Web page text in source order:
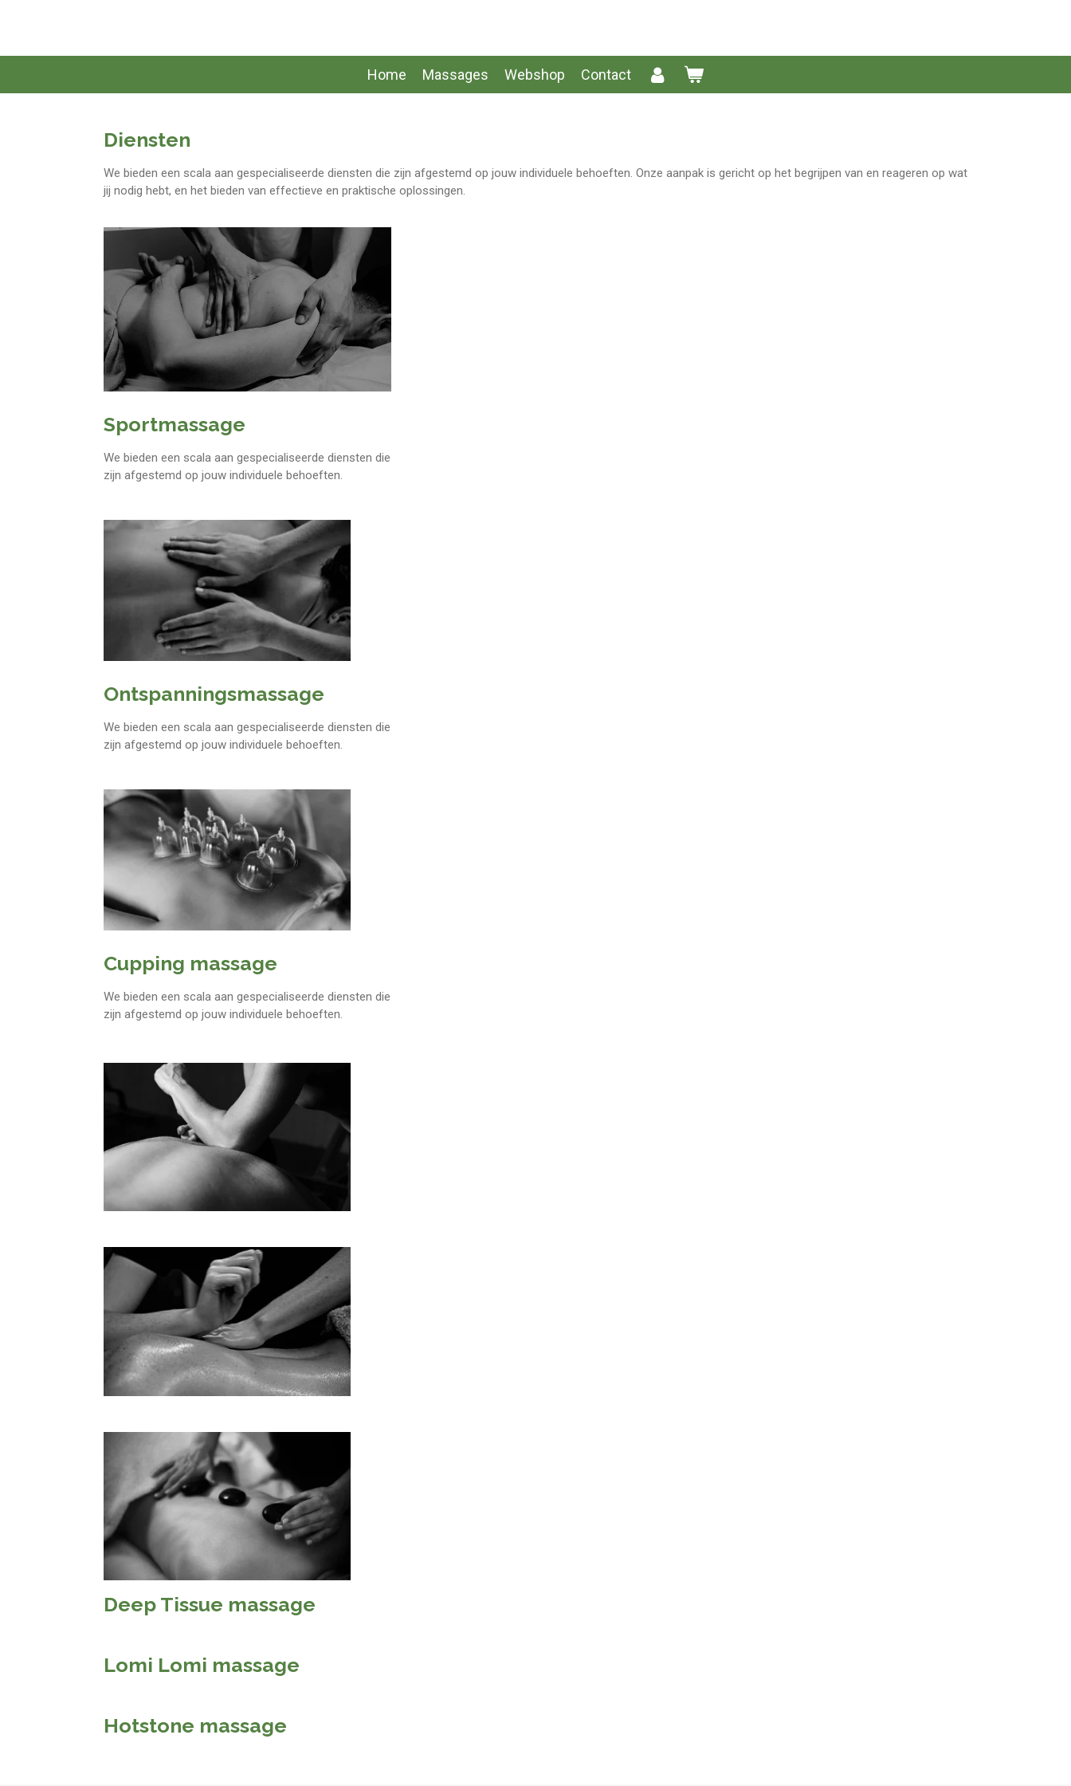
Home Massages Webshop Contact
Diensten
We bieden een scala aan gespecialiseerde diensten die zijn afgestemd op jouw individuele behoeften. Onze aanpak is gericht op het begrijpen van en reageren op wat
jij nodig hebt, en het bieden van effectieve en praktische oplossingen.
Sportmassage
We bieden een scala aan gespecialiseerde diensten die
zijn afgestemd op jouw individuele behoeften.
Ontspanningsmassage
We bieden een scala aan gespecialiseerde diensten die
zijn afgestemd op jouw individuele behoeften.
Cupping massage
We bieden een scala aan gespecialiseerde diensten die
zijn afgestemd op jouw individuele behoeften.
Deep Tissue massage
Lomi Lomi massage
Hotstone massage